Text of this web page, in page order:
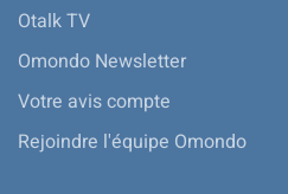
Otalk TV
Omondo Newsletter
Votre avis compte
Rejoindre l'équipe Omondo